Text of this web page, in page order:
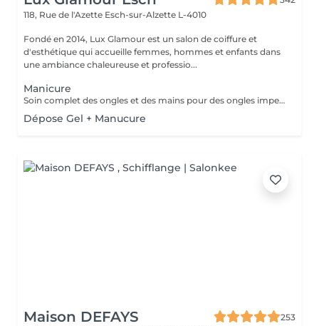
118, Rue de l'Azette Esch-sur-Alzette L-4010
Fondé en 2014, Lux Glamour est un salon de coiffure et
d'esthétique qui accueille femmes, hommes et enfants dans
une ambiance chaleureuse et professio...
Manicure
Soin complet des ongles et des mains pour des ongles impeccables et une peau douce. Choisissez entre finition classique, vernis ou nail art pour sublimer vos mains avec élégance.
Dépose Gel + Manucure
Maison DEFAYS
253